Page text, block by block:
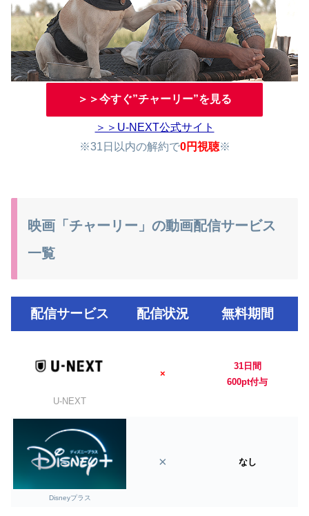
＞＞今すぐ”チャーリー”を見る
＞＞U-NEXT公式サイト
※31日以内の解約で0円視聴※
映画「チャーリー」の動画配信サービス
一覧
配信サービス 配信状況 無料期間
U-NEXT
×
31日間
600pt付与
Disneyプラス
× なし